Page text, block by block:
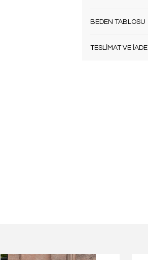
BEDEN TABLOSU
TESLİMAT VE İADE